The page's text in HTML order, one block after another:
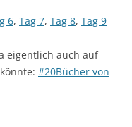
6, Tag 7, Tag 8, Tag 9
eigentlich auch auf
#20Bücher von